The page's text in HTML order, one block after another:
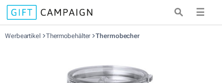
☰
Werbeartikel Thermobehälter Thermobecher